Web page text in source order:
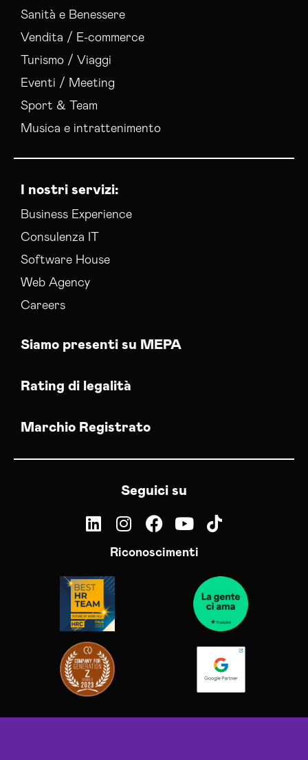
Sanità e Benessere
Vendita / E-commerce
Turismo / Viaggi
Eventi / Meeting
Sport & Team
Musica e intrattenimento
I nostri servizi:
Business Experience
Consulenza IT
Software House
Web Agency
Careers
Siamo presenti su MEPA
Rating di legalità
Marchio Registrato
Seguici su
Riconoscimenti